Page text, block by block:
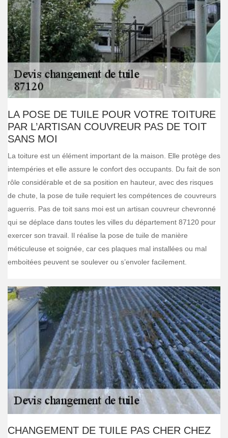
LA POSE DE TUILE POUR VOTRE TOITURE
PAR L’ARTISAN COUVREUR PAS DE TOIT
SANS MOI
La toiture est un élément important de la maison. Elle protège des
intempéries et elle assure le confort des occupants. Du fait de son
rôle considérable et de sa position en hauteur, avec des risques
de chute, la pose de tuile requiert les compétences de couvreurs
aguerris. Pas de toit sans moi est un artisan couvreur chevronné
qui se déplace dans toutes les villes du département 87120 pour
exercer son travail. Il réalise la pose de tuile de manière
méticuleuse et soignée, car ces plaques mal installées ou mal
emboitées peuvent se soulever ou s’envoler facilement.
CHANGEMENT DE TUILE PAS CHER CHEZ